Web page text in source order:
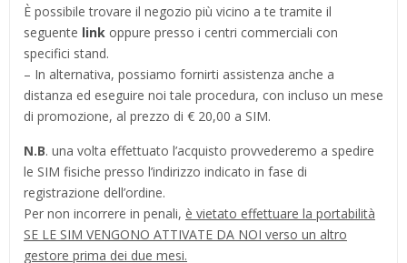
È possibile trovare il negozio più vicino a te tramite il
seguente link oppure presso i centri commerciali con
specifici stand.
– In alternativa, possiamo fornirti assistenza anche a
distanza ed eseguire noi tale procedura, con incluso un mese
di promozione, al prezzo di € 20,00 a SIM.
N.B. una volta effettuato l’acquisto provvederemo a spedire
le SIM fisiche presso l’indirizzo indicato in fase di
registrazione dell’ordine.
Per non incorrere in penali, è vietato effettuare la portabilità
SE LE SIM VENGONO ATTIVATE DA NOI verso un altro
gestore prima dei due mesi.